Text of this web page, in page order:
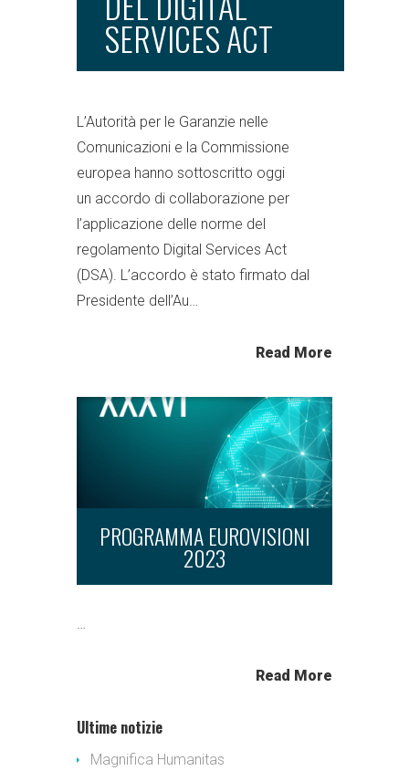
SERVICES ACT
L’Autorità per le Garanzie nelle
Comunicazioni e la Commissione
europea hanno sottoscritto oggi
un accordo di collaborazione per
l’applicazione delle norme del
regolamento Digital Services Act
(DSA). L’accordo è stato firmato dal
Presidente dell’Au…
Read More
PROGRAMMA EUROVISIONI
2023
…
Read More
Ultime notizie
Magnifica Humanitas